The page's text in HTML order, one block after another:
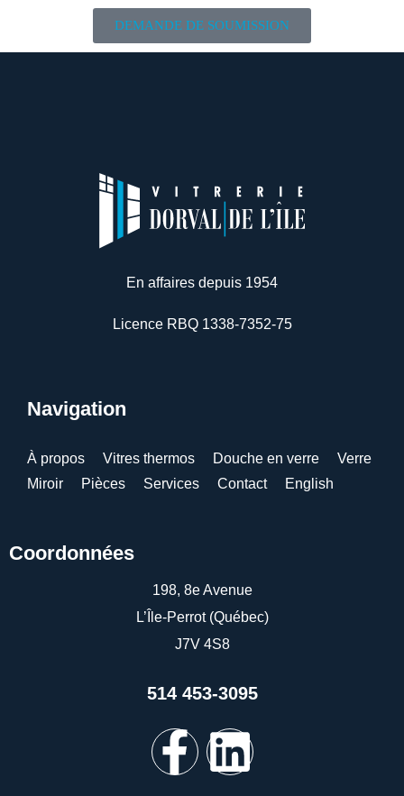
DEMANDE DE SOUMISSION
En affaires depuis 1954
Licence RBQ 1338-7352-75
Navigation
À propos Vitres thermos Douche en verre
Verre
Miroir
Pièces Services Contact English
Coordonnées
198, 8e Avenue
L’Île-Perrot (Québec)
J7V 4S8
514 453-3095